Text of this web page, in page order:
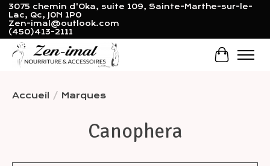
3075 chemin d'Oka, suite 109, Sainte-Marthe-sur-le-
Lac, Qc, J0N 1P0
Zen-imal@outlook.com
(450)413-2111
Panier
Accueil / Marques
Canophera